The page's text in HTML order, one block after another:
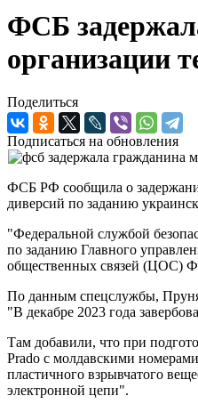
ФСБ
организации
Поделиться
Подписаться на обновления
ФСБ РФ сообщила о
диверсий по заданию
"Федеральной службой
по заданию Главного
общественных связей (ЦОС)
По данным спецслужбы,
"В декабре 2023 года
Там добавили, что при
Prado с молдавскими
пластичного взрывчатого
электронной цепи".